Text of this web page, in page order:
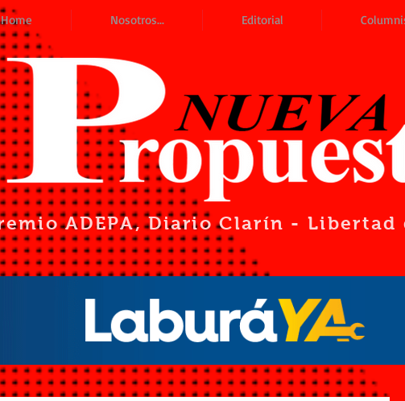
Home Nosotros... Editorial
ADEPA, Diario Clarín - Libertad